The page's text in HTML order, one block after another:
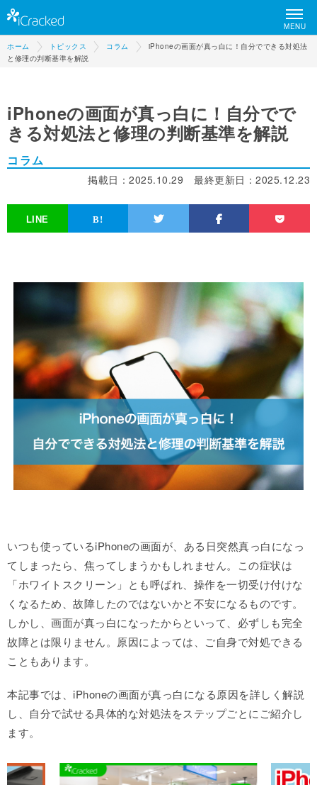
MENU
ホーム トピックス コラム
iPhoneの画面が真っ白に！自分でできる対処法
と修理の判断基準を解説
iPhoneの画面が真っ白に！自分でで
きる対処法と修理の判断基準を解説
コラム
最終更新日： 2025.12.23
掲載日： 2025.10.29
いつも使っているiPhoneの画面が、ある日突然真っ白になっ
てしまったら、焦ってしまうかもしれません。この症状は
「ホワイトスクリーン」とも呼ばれ、操作を一切受け付けな
くなるため、故障したのではないかと不安になるものです。
しかし、画面が真っ白になったからといって、必ずしも完全
故障とは限りません。原因によっては、ご自身で対処できる
こともあります。
本記事では、iPhoneの画面が真っ白になる原因を詳しく解説
し、自分で試せる具体的な対処法をステップごとにご紹介し
ます。